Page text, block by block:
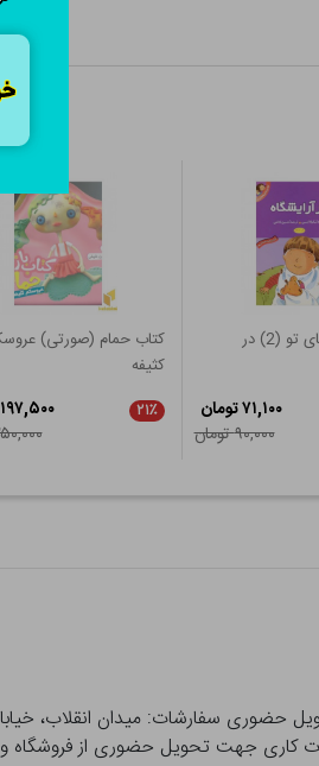
اولین تجربه های تو (2) در
۷۱,۱۰۰ تومان
۹۰,۰۰۰ تومان
کتاب حمام (صورتی)
کثیفه
۲۱٪
۱۹۷,۵۰۰ تومان
۲۵۰,۰۰۰
جهت تحویل حضوری از فروشگاه و ارسال با پیک موتوری: